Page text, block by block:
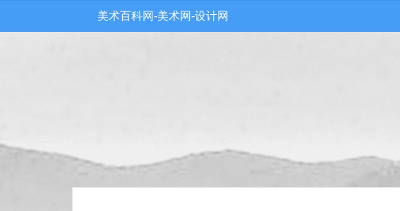
美术百科网-美术网-设计网